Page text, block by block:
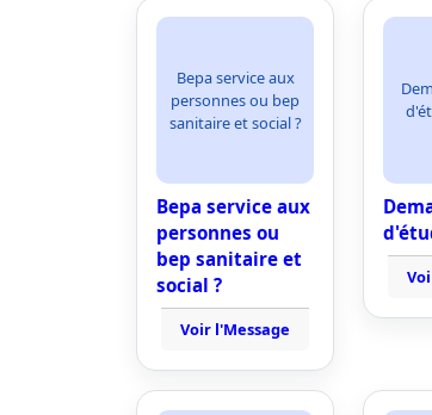
Bepa service aux
personnes ou bep
sanitaire et social ?
Bepa service aux
personnes ou
bep sanitaire et
social ?
Voir l'Message